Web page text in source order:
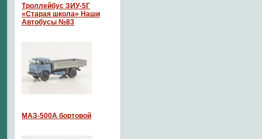
Троллейбус ЗИУ-5Г
«Старая школа» Наши
Автобусы №83
МАЗ-500А бортовой